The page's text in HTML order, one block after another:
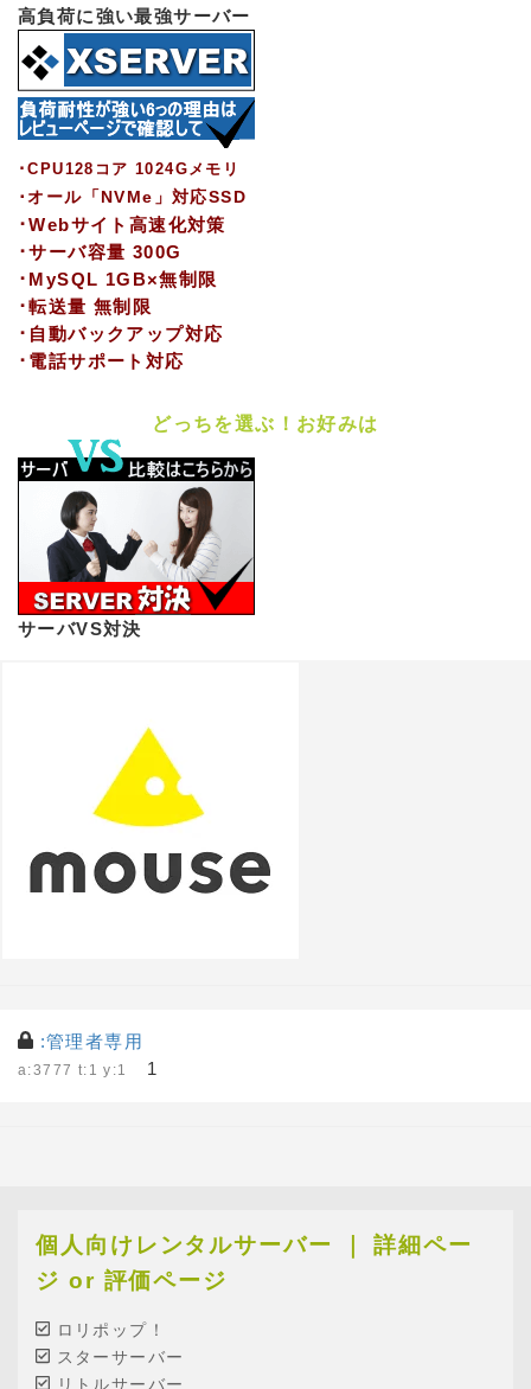
高負荷に強い最強サーバー
･CPU128コア 1024Gメモリ
･オール「NVMe」対応SSD
･Webサイト高速化対策
･サーバ容量 300G
･MySQL 1GB×無制限
･転送量 無制限
･自動バックアップ対応
･電話サポート対応
どっちを選ぶ！お好みは
サーバVS対決
:管理者専用
a:3777 t:1 y:1 1
個人向けレンタルサーバー ｜ 詳細ペー
ジ or 評価ページ
ロリポップ！
スターサーバー
リトルサーバー